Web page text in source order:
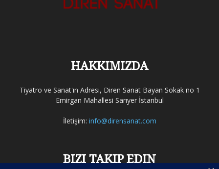
HAKKIMIZDA
Tiyatro ve Sanat'ın Adresi, Diren Sanat Bayan Sokak no 1
Emirgan Mahallesi Sarıyer İstanbul
İletişim: info@dirensanat.com
BIZI TAKIP EDIN